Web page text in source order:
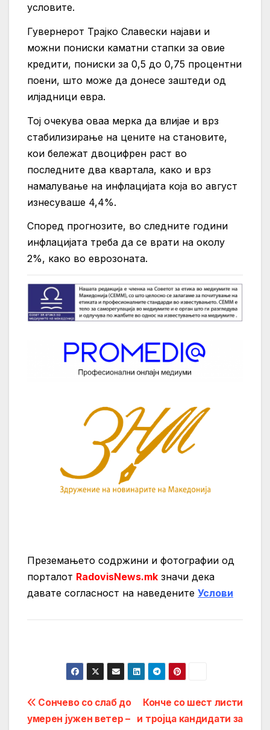
условите.
Гувернерот Трајко Славески најави и
можни пониски каматни стапки за овие
кредити, пониски за 0,5 до 0,75 процентни
поени, што може да донесе заштеди од
илјадници евра.
Тој очекува оваа мерка да влијае и врз
стабилизирање на цените на становите,
кои бележат двоцифрен раст во
последните два квартала, како и врз
намалување на инфлацијата која во август
изнесуваше 4,4%.
Според прогнозите, во следните години
инфлацијата треба да се врати на околу
2%, како во еврозоната.
Преземањето содржини и фотографии од
порталот RadovisNews.mk значи дека
давате согласност на нaведените Услови
Post
Конче со шест листи
и тројца кандидати за
Сончево со слаб до
умерен јужен ветер –